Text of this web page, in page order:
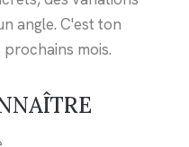
angle. C'est ton
mois.